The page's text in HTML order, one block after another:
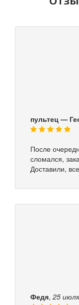
пультец —
После
сломался,
Доставили,
Федя, 25